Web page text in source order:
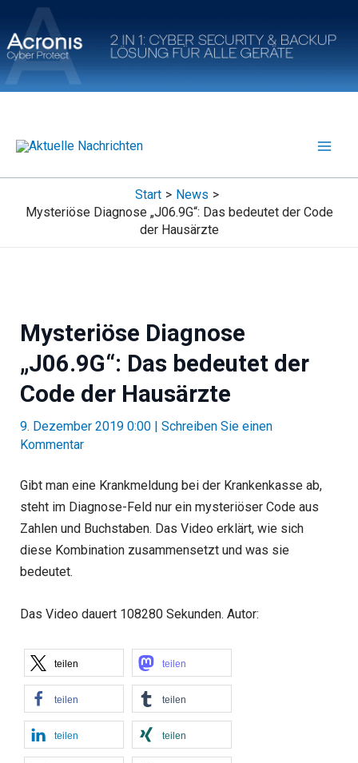
Inhalt
springen
Start
News
Mysteriöse Diagnose „J06.9G“: Das bedeutet der Code
der Hausärzte
Mysteriöse Diagnose
„J06.9G“: Das bedeutet der
Code der Hausärzte
9. Dezember 2019 0:00
Schreiben Sie einen
Kommentar
Gibt man eine Krankmeldung bei der Krankenkasse ab,
steht im Diagnose-Feld nur ein mysteriöser Code aus
Zahlen und Buchstaben. Das Video erklärt, wie sich
diese Kombination zusammensetzt und was sie
bedeutet.
Das Video dauert 108280 Sekunden. Autor:
teilen teilen
teilen teilen
teilen teilen